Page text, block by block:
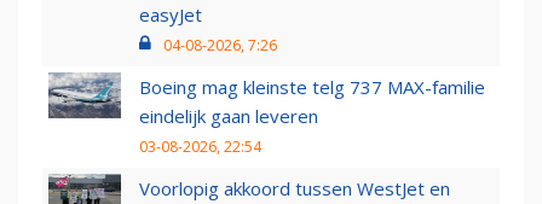
easyJet
04-08-2026, 7:26
Boeing mag kleinste telg 737 MAX-familie
eindelijk gaan leveren
03-08-2026, 22:54
Voorlopig akkoord tussen WestJet en